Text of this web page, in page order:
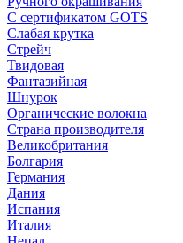
С сертификатом GOTS
Слабая крутка
Стрейч
Твидовая
Фантазийная
Шнурок
Органические волокна
Страна производителя
Великобритания
Болгария
Германия
Дания
Испания
Италия